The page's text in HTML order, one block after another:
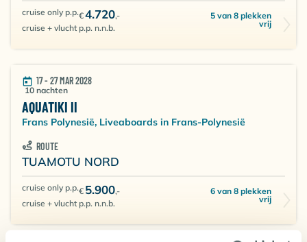
cruise only p.p.€4.720,-
cruise + vlucht p.p. n.n.b.
5 van 8 plekken
vrij
17 - 27 MAR 2028
10 nachten
AQUATIKI II
Frans Polynesië, Liveaboards in Frans-Polynesië
ROUTE
TUAMOTU NORD
cruise only p.p.€ 5.900,-
cruise + vlucht p.p. n.n.b.
6 van 8 plekken
vrij